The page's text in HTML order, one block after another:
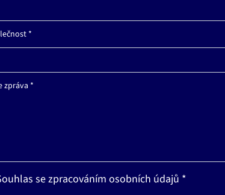
*
zpráva *
se zpracováním osobních údajů *